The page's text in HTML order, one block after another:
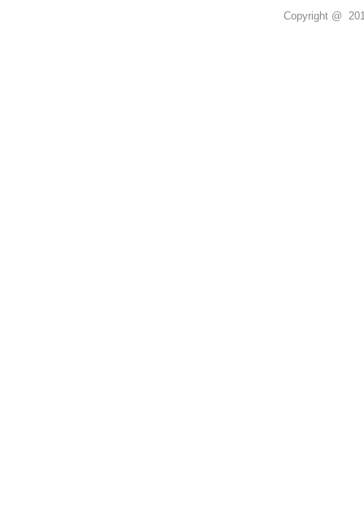
Copyright @